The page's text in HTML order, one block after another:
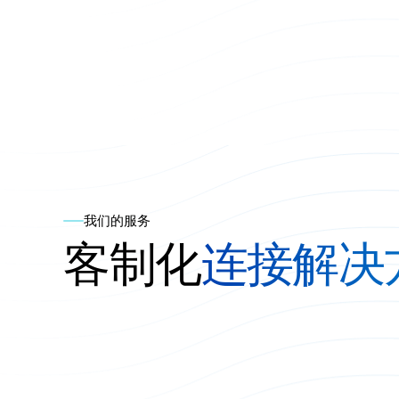
我们的服务
客制化连接解决